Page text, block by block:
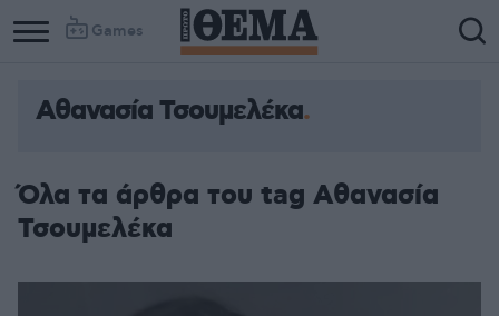
Games
Αθανασία Τσουμελέκα
Όλα τα άρθρα του tag Αθανασία
Τσουμελέκα